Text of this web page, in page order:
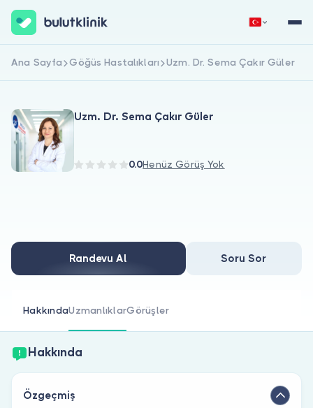
Doktorlar için
Doktor musunuz?
Hemen Kaydol Giriş Yap
Ana Sayfa Göğüs Hastalıkları Uzm. Dr. Sema Çakır Güler
Uzm. Dr. Sema Çakır Güler
0.0Henüz Görüş Yok
Randevu Al Soru Sor
HakkındaUzmanlıklarGörüşler
Hakkında
Özgeçmiş